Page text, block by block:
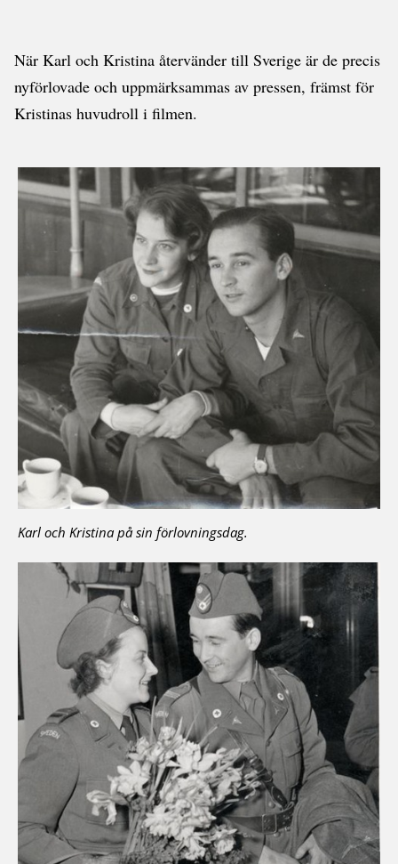
När Karl och Kristina återvänder till Sverige är de precis
nyförlovade och uppmärksammas av pressen, främst för
Kristinas huvudroll i filmen.
Karl och Kristina på sin förlovningsdag.